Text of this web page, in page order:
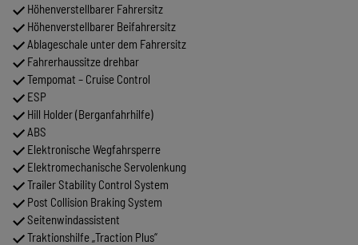
Höhenverstellbarer Fahrersitz
Höhenverstellbarer Beifahrersitz
Ablageschale unter dem Fahrersitz
Fahrerhaussitze drehbar
Tempomat – Cruise Control
ESP
Hill Holder (Berganfahrhilfe)
ABS
Elektronische Wegfahrsperre
Elektromechanische Servolenkung
Trailer Stability Control System
Post Collision Braking System
Seitenwindassistent
Traktionshilfe „Traction Plus“